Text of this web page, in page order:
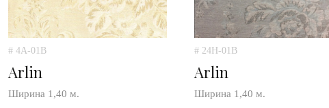
# 4A-01B
Arlin
Ширина 1,40 м.
# 24H-01B
Arlin
Ширина 1,40 м.